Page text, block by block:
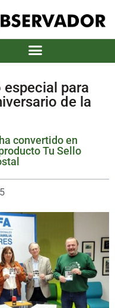
para
de la
convertido en
Tu Sello